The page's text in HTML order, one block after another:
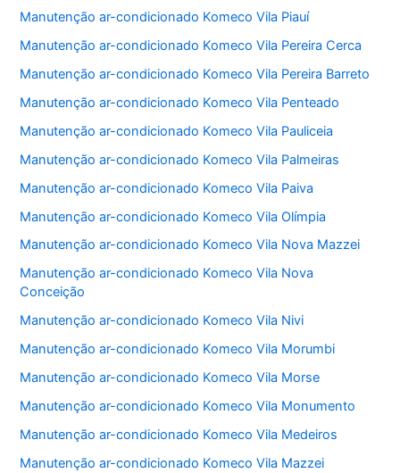
Manutenção ar-condicionado Komeco Vila Piauí
Manutenção ar-condicionado Komeco Vila Pereira Cerca
Manutenção ar-condicionado Komeco Vila Pereira Barreto
Manutenção ar-condicionado Komeco Vila Penteado
Manutenção ar-condicionado Komeco Vila Pauliceia
Manutenção ar-condicionado Komeco Vila Palmeiras
Manutenção ar-condicionado Komeco Vila Paiva
Manutenção ar-condicionado Komeco Vila Olímpia
Manutenção ar-condicionado Komeco Vila Nova Mazzei
Manutenção ar-condicionado Komeco Vila Nova
Conceição
Manutenção ar-condicionado Komeco Vila Nivi
Manutenção ar-condicionado Komeco Vila Morumbi
Manutenção ar-condicionado Komeco Vila Morse
Manutenção ar-condicionado Komeco Vila Monumento
Manutenção ar-condicionado Komeco Vila Medeiros
Manutenção ar-condicionado Komeco Vila Mazzei